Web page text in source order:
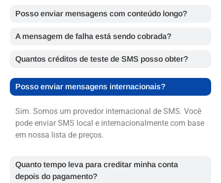
Posso enviar mensagens com conteúdo longo?
A mensagem de falha está sendo cobrada?
Quantos créditos de teste de SMS posso obter?
Posso enviar mensagens internacionais?
Sim. Somos um provedor internacional de SMS. Você
pode enviar SMS local e internacionalmente com base
em nossa lista de preços.
Quanto tempo leva para creditar minha conta
depois do pagamento?